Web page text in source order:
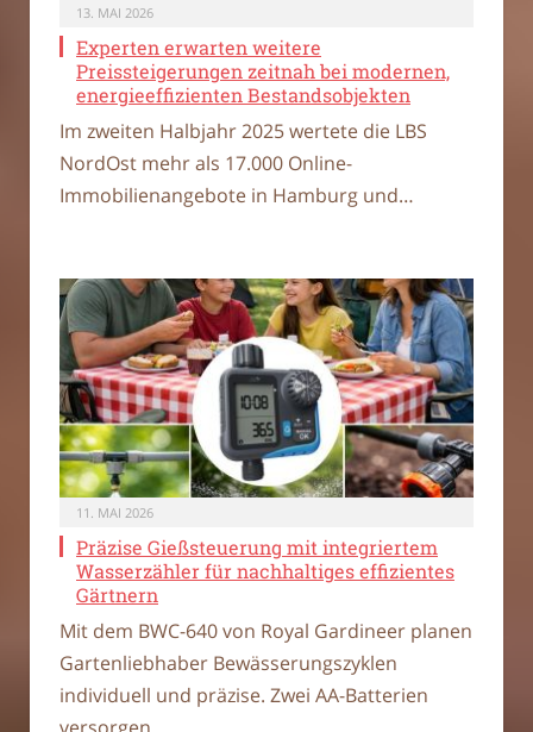
13. MAI 2026
Experten erwarten weitere
Preissteigerungen zeitnah bei modernen,
energieeffizienten Bestandsobjekten
Im zweiten Halbjahr 2025 wertete die LBS
NordOst mehr als 17.000 Online-
Immobilienangebote in Hamburg und…
11. MAI 2026
Präzise Gießsteuerung mit integriertem
Wasserzähler für nachhaltiges effizientes
Gärtnern
Mit dem BWC-640 von Royal Gardineer planen
Gartenliebhaber Bewässerungszyklen
individuell und präzise. Zwei AA-Batterien